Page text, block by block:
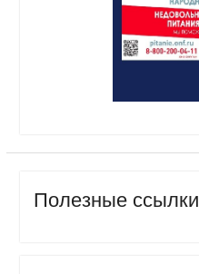
Полезные ссылки